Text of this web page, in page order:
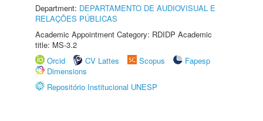
Department: DEPARTAMENTO DE AUDIOVISUAL E
RELAÇÕES PÚBLICAS
Academic Appointment Category: RDIDP Academic
title: MS-3.2
Orcid
CV Lattes Scopus
Fapesp
Dimensions
Repositório Institucional UNESP